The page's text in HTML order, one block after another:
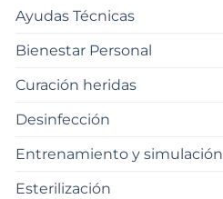
Ayudas Técnicas
Bienestar Personal
Curación heridas
Desinfección
Entrenamiento y simulación
Esterilización